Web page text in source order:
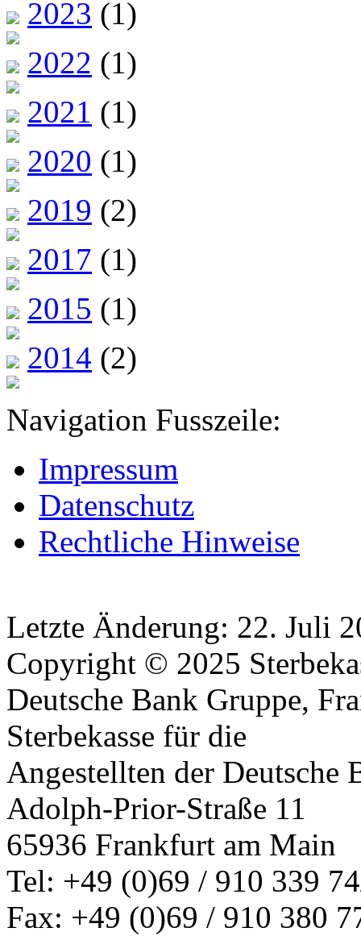
2023 (1)
2022 (1)
2021 (1)
2020 (1)
2019 (2)
2017 (1)
2015 (1)
2014 (2)
Navigation Fusszeile:
Impressum
Datenschutz
Rechtliche Hinweise
Letzte Änderung: 22. Juli
Copyright © 2025
Deutsche Bank Gruppe,
Sterbekasse für die
Angestellten der Deutsche
Adolph-Prior-Straße 11
65936 Frankfurt am Main
Tel: +49 (0)69 / 910 339
Fax: +49 (0)69 / 910 380